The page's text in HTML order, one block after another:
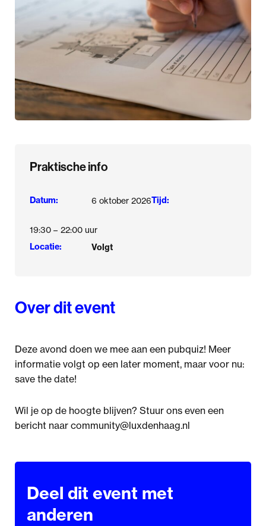
Praktische info
Datum: 6 oktober 2026Tijd:
19:30 – 22:00 uur
Locatie: Volgt
Over dit event
Deze avond doen we mee aan een pubquiz! Meer
informatie volgt op een later moment, maar voor nu:
save the date!
Wil je op de hoogte blijven? Stuur ons even een
bericht naar community@luxdenhaag.nl
Deel dit event met
anderen